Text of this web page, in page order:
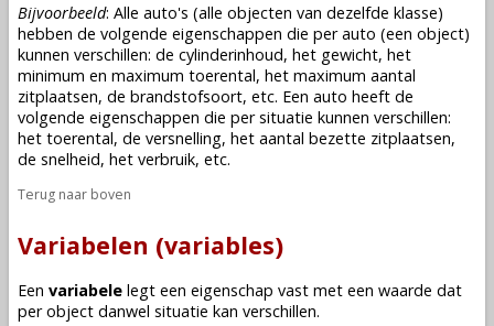
Bijvoorbeeld: Alle auto's (alle objecten van dezelfde klasse)
hebben de volgende eigenschappen die per auto (een object)
kunnen verschillen: de cylinderinhoud, het gewicht, het
minimum en maximum toerental, het maximum aantal
zitplaatsen, de brandstofsoort, etc. Een auto heeft de
volgende eigenschappen die per situatie kunnen verschillen:
het toerental, de versnelling, het aantal bezette zitplaatsen,
de snelheid, het verbruik, etc.
Terug naar boven
Variabelen (variables)
Een variabele legt een eigenschap vast met een waarde dat
perobject danwel situatie kan verschillen.